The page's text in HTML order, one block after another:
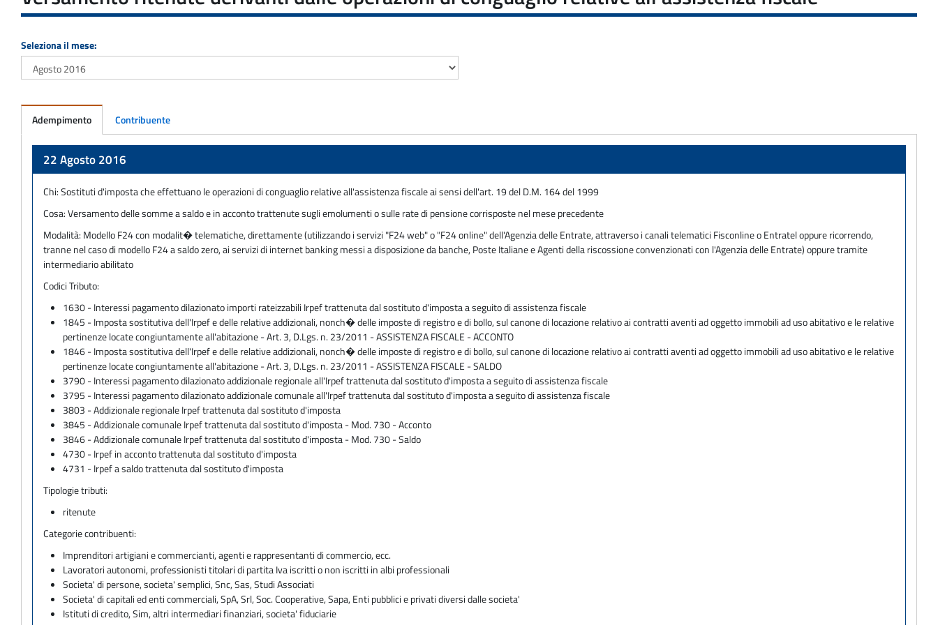
Seleziona il mese:
Adempimento Contribuente
22 Agosto 2016
Chi:Sostituti d'imposta che effettuano le operazioni di conguaglio relative all'assistenza fiscale ai sensi dell'art. 19 del D.M. 164 del 1999
Cosa:Versamento delle somme a saldo e in acconto trattenute sugli emolumenti o sulle rate di pensione corrisposte nel mese precedente
Modalità: Modello F24 con modalit� telematiche, direttamente (utilizzando i servizi "F24 web" o "F24 online" dell'Agenzia delle Entrate, attraverso i canali telematici Fisconline o Entratel oppure ricorrendo,
tranne nel caso di modello F24 a saldo zero, ai servizi di internet banking messi a disposizione da banche, Poste Italiane e Agenti della riscossione convenzionati con l'Agenzia delle Entrate) oppure tramite
intermediario abilitato
Codici Tributo:
1630 - Interessi pagamento dilazionato importi rateizzabili Irpef trattenuta dal sostituto d'imposta a seguito di assistenza fiscale
1845 - Imposta sostitutiva dell'Irpef e delle relative addizionali, nonch� delle imposte di registro e di bollo, sul canone di locazione relativo ai contratti aventi ad oggetto immobili ad uso abitativo e le relative
pertinenze locate congiuntamente all'abitazione - Art. 3, D.Lgs. n. 23/2011 - ASSISTENZA FISCALE - ACCONTO
1846 - Imposta sostitutiva dell'Irpef e delle relative addizionali, nonch� delle imposte di registro e di bollo, sul canone di locazione relativo ai contratti aventi ad oggetto immobili ad uso abitativo e le relative
pertinenze locate congiuntamente all'abitazione - Art. 3, D.Lgs. n. 23/2011 - ASSISTENZA FISCALE - SALDO
3790 - Interessi pagamento dilazionato addizionale regionale all'Irpef trattenuta dal sostituto d'imposta a seguito di assistenza fiscale
3795 - Interessi pagamento dilazionato addizionale comunale all'Irpef trattenuta dal sostituto d'imposta a seguito di assistenza fiscale
3803 - Addizionale regionale Irpef trattenuta dal sostituto d'imposta
3845 - Addizionale comunale Irpef trattenuta dal sostituto d'imposta - Mod. 730 - Acconto
3846 - Addizionale comunale Irpef trattenuta dal sostituto d'imposta - Mod. 730 - Saldo
4730 - Irpef in acconto trattenuta dal sostituto d'imposta
4731 - Irpef a saldo trattenuta dal sostituto d'imposta
Tipologie tributi:
ritenute
Categorie contribuenti:
Imprenditori artigiani e commercianti, agenti e rappresentanti di commercio, ecc.
Lavoratori autonomi, professionisti titolari di partita Iva iscritti o non iscritti in albi professionali
Societa' di persone, societa' semplici, Snc, Sas, Studi Associati
Societa' di capitali ed enti commerciali, SpA, Srl, Soc. Cooperative, Sapa, Enti pubblici e privati diversi dalle societa'
Istituti di credito, Sim, altri intermediari finanziari, societa' fiduciarie